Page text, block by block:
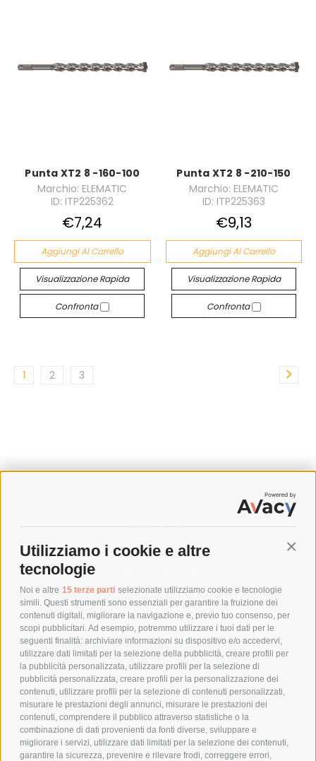
Utilizziamo i cookie e altre
tecnologie
Noi e altre 15 terze parti selezionate utilizziamo cookie e tecnologie
simili. Questi strumenti sono essenziali per garantire la fruizione dei
contenuti digitali, migliorare la navigazione e, previo tuo consenso, per
scopi pubblicitari. Ad esempio, potremmo utilizzare i tuoi dati per le
seguenti finalità: archiviare informazioni su dispositivo e/o accedervi,
utilizzare dati limitati per la selezione della pubblicità, creare profili per
la pubblicità personalizzata, utilizzare profili per la selezione di
pubblicità personalizzata, creare profili per la personalizzazione dei
contenuti, utilizzare profili per la selezione di contenuti personalizzati,
misurare le prestazioni degli annunci, misurare le prestazioni dei
contenuti, comprendere il pubblico attraverso statistiche o la
combinazione di dati provenienti da fonti diverse, sviluppare e
migliorare i servizi, utilizzare dati limitati per la selezione dei contenuti,
garantire la sicurezza, prevenire e rilevare frodi, correggere errori,
Punta XT2 8 -160-100
Marchio: ELEMATIC
ID: ITP225362
€7,24
Aggiungi Al Carrello
Visualizzazione Rapida
Confronta
Punta XT2 8 -210-150
Marchio: ELEMATIC
ID: ITP225363
€9,13
Aggiungi Al Carrello
Visualizzazione Rapida
Confronta
1 2 3
SPEDIZIONI
COSTI DI SPEDIZIONE
POLITICA DI RESO
POLICY
PRIVACY POLICY
COOKIE POLICY
PAGAMENTI SICURI
AZIENDA